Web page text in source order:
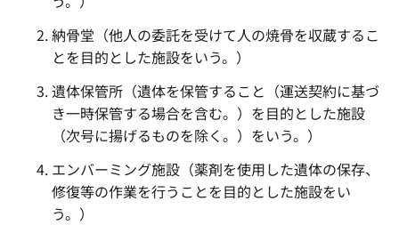
納骨堂（他人の委託を受けて人の焼骨を収蔵するこ
とを目的とした施設をいう。）
遺体保管所（遺体を保管すること（運送契約に基づ
き一時保管する場合を含む。）を目的とした施設
（次号に揚げるものを除く。）をいう。）
エンバーミング施設（薬剤を使用した遺体の保存、
修復等の作業を行うことを目的とした施設をい
う。）